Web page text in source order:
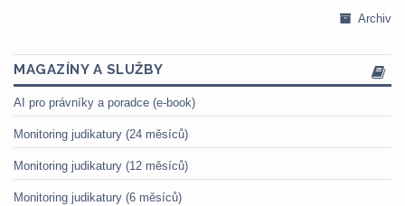
Archiv
MAGAZÍNY A SLUŽBY
AI pro právníky a poradce (e-book)
Monitoring judikatury (24 měsíců)
Monitoring judikatury (12 měsíců)
Monitoring judikatury (6 měsíců)